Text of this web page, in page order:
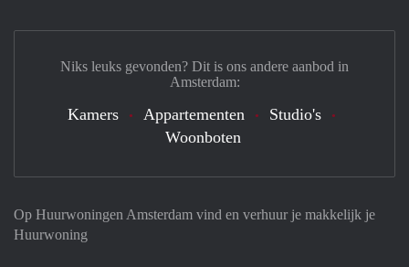
Op Huurwoningen Amsterdam vind en verhuur je makkelijk je
Huurwoning
Niks leuks gevonden? Dit is ons andere aanbod in
Amsterdam:
Kamers Appartementen
Studio's
Woonboten